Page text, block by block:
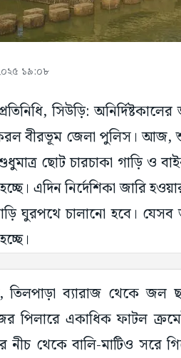
১৯:০৮
সিউড়ি:
বীরভূম জেলা পুলিস। আজ,
ছোট চারচাকা গাড়ি ও
এদিন নির্দেশিকা জারি
ঘুরপথে চালানো হবে।
তিলপাড়া ব্যারাজ থেকে জল
পিলারে একাধিক ফাটল
নীচ থেকে বালি-মাটিও সরে